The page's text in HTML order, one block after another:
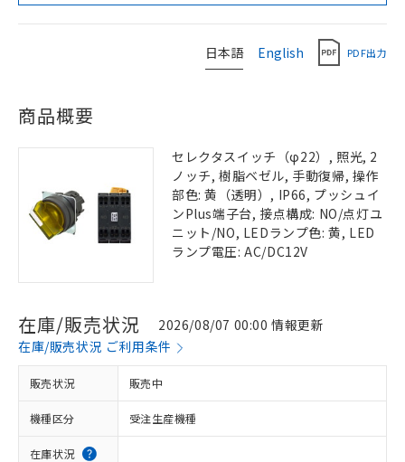
日本語 English PDF出力
商品概要
セレクタスイッチ（φ22）, 照光, 2
ノッチ, 樹脂ベゼル, 手動復帰, 操作
部色: 黄（透明）, IP66, プッシュイ
ンPlus端子台, 接点構成: NO/点灯ユ
ニット/NO, LEDランプ色: 黄, LED
ランプ電圧: AC/DC12V
在庫/販売状況
2026/08/07 00:00 情報更新
在庫/販売状況 ご利用条件
販売状況 販売中
機種区分 受注生産機種
在庫状況